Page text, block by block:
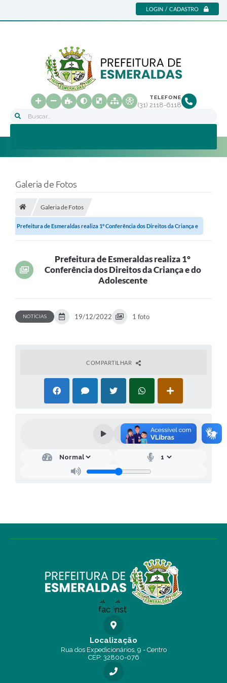
LOGIN / CADASTRO
Buscar...
TELEFONE
(31) 2118-6118
Galeria de Fotos
Galeria de Fotos
Prefeitura de Esmeraldas realiza 1° Conferência dos Direitos da Criança e
Prefeitura de Esmeraldas realiza 1°
Conferência dos Direitos da Criança e do
Adolescente
NOTÍCIAS 19/12/2022 1 foto
COMPARTILHAR
Localização
Rua dos Expedicionários, 9 - Centro
CEP: 32800-076